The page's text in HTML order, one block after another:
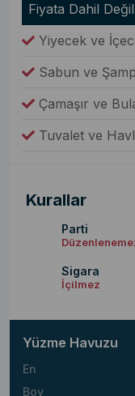
Fiyata Dahil Değil
Yiyecek ve
Sabun ve
Çamaşır ve
Tuvalet ve
Kurallar
Parti
Sigara
İçilmez
Yüzme Havuzu
En
Boy